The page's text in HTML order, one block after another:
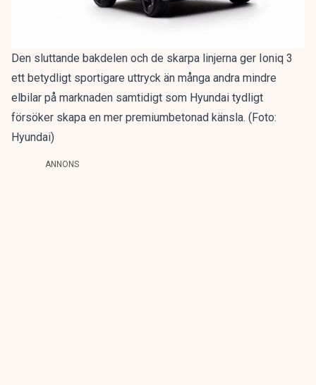
Den sluttande bakdelen och de skarpa linjerna ger Ioniq 3
ett betydligt sportigare uttryck än många andra mindre
elbilar på marknaden samtidigt som Hyundai tydligt
försöker skapa en mer premiumbetonad känsla. (Foto:
Hyundai)
ANNONS